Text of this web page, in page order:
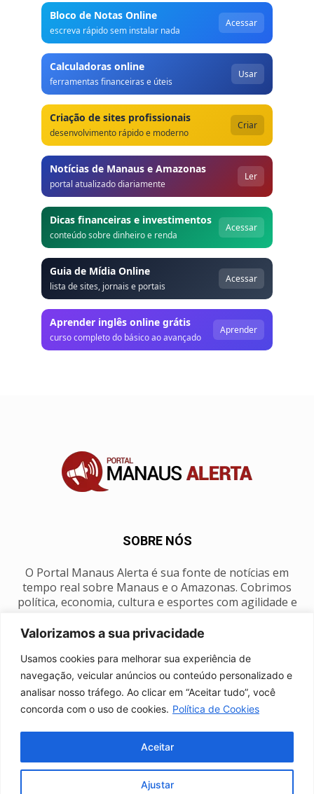
Valorizamos a sua privacidade
Usamos cookies para melhorar sua experiência de
navegação, veicular anúncios ou conteúdo personalizado e
analisar nosso tráfego. Ao clicar em “Aceitar tudo”, você
concorda com o uso de cookies. Política de Cookies
Ajustar
Aceitar
Bloco de Notas Online
escreva rápido sem instalar nada
Acessar
Calculadoras online
ferramentas financeiras e úteis
Usar
Criação de sites profissionais
desenvolvimento rápido e moderno
Criar
Notícias de Manaus e Amazonas
portal atualizado diariamente
Ler
Dicas financeiras e investimentos
conteúdo sobre dinheiro e renda
Acessar
Guia de Mídia Online
lista de sites, jornais e portais
Acessar
Aprender inglês online grátis
curso completo do básico ao avançado
Aprender
SOBRE NÓS
O Portal Manaus Alerta é sua fonte de notícias em
tempo real sobre Manaus e o Amazonas. Cobrimos
política, economia, cultura e esportes com agilidade e
SIGA-NOS